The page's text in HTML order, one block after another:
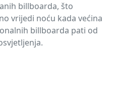
billboarda, što
vrijedi noću kada većina
billboarda pati od